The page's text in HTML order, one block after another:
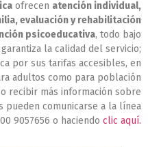
ofrecen atención individual,
evaluación y rehabilitación
psicoeducativa, todo bajo
la calidad del servicio;
por sus tarifas accesibles, en
adultos como para población
recibir más información sobre
pueden comunicarse a la línea
9057656 o haciendo clic aquí.